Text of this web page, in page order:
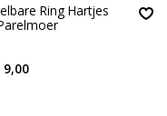
Ring Hartjes
9,00